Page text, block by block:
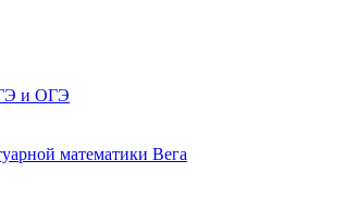
и ОГЭ
математики Вега